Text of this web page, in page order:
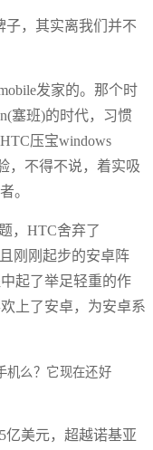
子，其实离我们并不
发家的。那个时
塞班)的时代，习惯
压宝windows
，不得不说，着实吸
。
，HTC舍弃了
刚刚起步的安卓阵
起了举足轻重的作
上了安卓，为安卓系
亿美元，超越诺基亚